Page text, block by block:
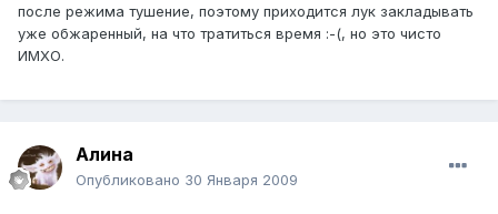
после режима тушение, поэтому приходится лук закладывать
уже обжаренный, на что тратиться время :-(, но это чисто
ИМХО.
Алина
Опубликовано 30 Января 2009